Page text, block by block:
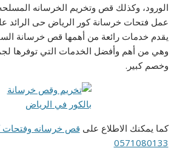
الورود، وكذلك قص وتخريم الخرسانه
عمل فتحات خرسانة كور الرياض حى الرائد
يقدم خدمات رائعة من أهمها قص خرسانة
وهي من أهم وأفضل الخدمات التي توفرها
وخصم كبير.
كما يمكنك الاطلاع على قص خرسانه وفتحات
0571080133